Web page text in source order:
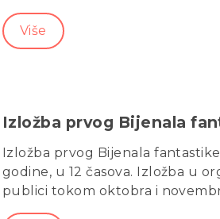
Više
Izložba prvog Bijenala
Izložba prvog Bijenala
godine, u 12 časova. Izložba u
publici tokom oktobra i